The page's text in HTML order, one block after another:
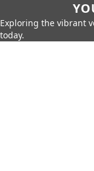
Exploring the vibrant
today.